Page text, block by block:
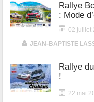
Rallye
: Mode
02 juillet
JEAN-BAPTISTE
Rallye
!
22 mai